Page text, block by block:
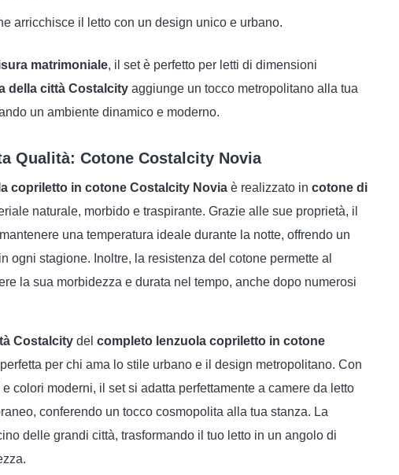
arricchisce il letto con un design unico e urbano.
matrimoniale, il set è perfetto per letti di dimensioni
della città Costalcity aggiunge un tocco metropolitano alla tua
un ambiente dinamico e moderno.
Qualità: Cotone Costalcity Novia
copriletto in cotone Costalcity Novia è realizzato in cotone di
naturale, morbido e traspirante. Grazie alle sue proprietà, il
una temperatura ideale durante la notte, offrendo un
ogni stagione. Inoltre, la resistenza del cotone permette al
la sua morbidezza e durata nel tempo, anche dopo numerosi
Costalcity del completo lenzuola copriletto in cotone
per chi ama lo stile urbano e il design metropolitano. Con
colori moderni, il set si adatta perfettamente a camere da letto
conferendo un tocco cosmopolita alla tua stanza. La
delle grandi città, trasformando il tuo letto in un angolo di